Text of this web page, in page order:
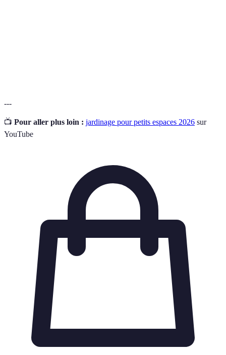
---
📺 Pour aller plus loin : jardinage pour petits espaces 2026 sur
YouTube